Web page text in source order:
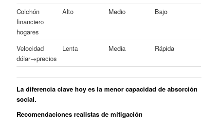
Colchón
financiero
hogares
Alto Medio Bajo
Velocidad
dólar→precios
Lenta Media Rápida
La diferencia clave hoy es la menor capacidad de absorción
social.
Recomendaciones realistas de mitigación